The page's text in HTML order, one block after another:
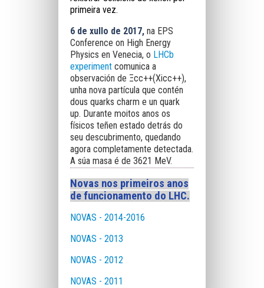
primeira vez.
6 de xullo de 2017, na EPS
Conference on High Energy
Physics en Venecia, o LHCb
experimentcomunica a
observación de Ξcc++(Xicc++),
unha nova partícula que contén
dous quarks charm e un quark
up. Durante moitos anos os
físicos teñen estado detrás do
seu descubrimento, quedando
agora completamente detectada.
A súa masa é de 3621 MeV.
Novas nos primeiros anos
de funcionamento do LHC.
NOVAS - 2014-2016
NOVAS - 2013
NOVAS - 2012
NOVAS - 2011